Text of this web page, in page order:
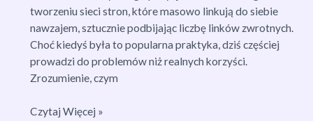
tworzeniu sieci stron, które masowo linkują do siebie
nawzajem, sztucznie podbijając liczbę linków zwrotnych.
Choć kiedyś była to popularna praktyka, dziś częściej
prowadzi do problemów niż realnych korzyści.
Zrozumienie, czym
Link
Czytaj Więcej »